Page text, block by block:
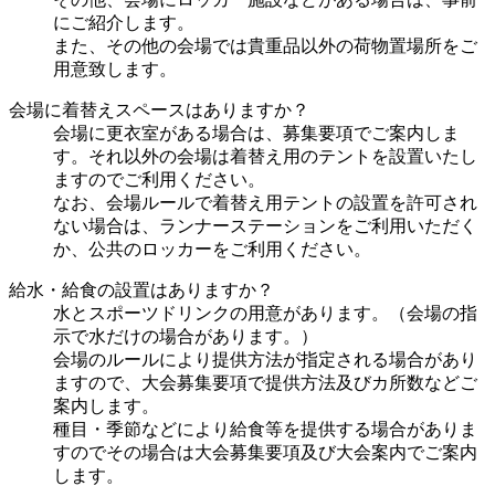
にご紹介します。
また、その他の会場では貴重品以外の荷物置場所をご
用意致します。
会場に着替えスペースはありますか？
会場に更衣室がある場合は、募集要項でご案内しま
す。それ以外の会場は着替え用のテントを設置いたし
ますのでご利用ください。
なお、会場ルールで着替え用テントの設置を許可され
ない場合は、ランナーステーションをご利用いただく
か、公共のロッカーをご利用ください。
給水・給食の設置はありますか？
水とスポーツドリンクの用意があります。（会場の指
示で水だけの場合があります。）
会場のルールにより提供方法が指定される場合があり
ますので、大会募集要項で提供方法及びカ所数などご
案内します。
種目・季節などにより給食等を提供する場合がありま
すのでその場合は大会募集要項及び大会案内でご案内
します。